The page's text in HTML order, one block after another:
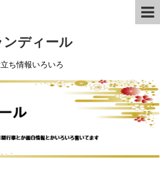
ンディール
ち情報いろいろ